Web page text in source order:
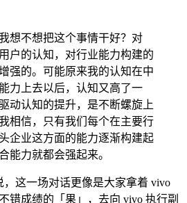
想不想把这个事情干好？对
户的认知，对行业能力构建的
强的。可能原来我的认知在中
力上去以后，认知又高了一
动认知的提升，是不断螺旋上
相信，只有我们每个在主要行
企业这方面的能力逐渐构建起
能力就都会强起来。
这一场对话更像是大家拿着 vivo
错成绩的「果」，去向 vivo 执行副